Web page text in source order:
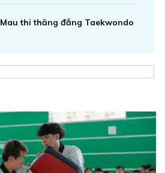
thi thăng đẳng Taekwondo